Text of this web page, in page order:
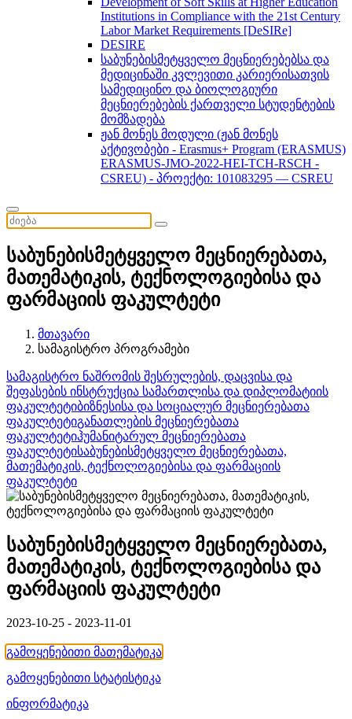
Institutions in Compliance with the 21st Century
Labor Market Requirements [DeSIRe]
DESIRE
საბუნებისმეტყველო მეცნიერებებსა და
მედიცინაში კვლევითი კარიერისათვის
სამედიცინო და ბიოლოგიური
მეცნიერებების ქართველი სტუდენტების
მომზადება
ჟან მონეს მოდული (ჟან მონეს
აქტივობები - Erasmus+ Program (ERASMUS)
ERASMUS-JMO-2022-HEI-TCH-RSCH -
CSREU) - პროექტი: 101083295 — CSREU
საბუნებისმეტყველო მეცნიერებათა,
მათემატიკის, ტექნოლოგიებისა და
ფარმაციის ფაკულტეტი
მთავარი
სამაგისტრო პროგრამები
სამაგისტრო ნაშრომის შესრულების, დაცვისა და
შეფასების ინსტრუქცია სამართლისა და დიპლომატიის
ფაკულტეტიბიზნესისა და სოციალურ მეცნიერებათა
ფაკულტეტიგანათლების მეცნიერებათა
ფაკულტეტიჰუმანიტარულ მეცნიერებათა
ფაკულტეტისაბუნებისმეტყველო მეცნიერებათა,
მათემატიკის, ტექნოლოგიებისა და ფარმაციის
ფაკულტეტი
საბუნებისმეტყველო მეცნიერებათა,
მათემატიკის, ტექნოლოგიებისა და
ფარმაციის ფაკულტეტი
2023-10-25 - 2023-11-01
გამოყენებითი მათემატიკა
გამოყენებითი სტატისტიკა
ინფორმატიკა